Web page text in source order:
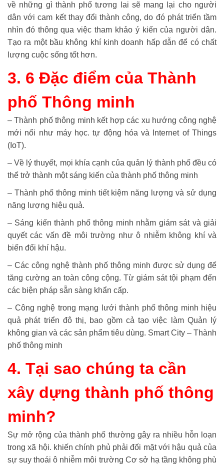
về những gì thành phố tương lai sẽ mang lại cho người
dân với cam kết thay đổi thành công, do đó phát triển tầm
nhìn đó thông qua việc tham khảo ý kiến ​​của người dân.
Tạo ra một bầu không khí kinh doanh hấp dẫn để có chất
lượng cuộc sống tốt hơn.
3. 6 Đặc điểm của Thành
phố Thông minh
– Thành phố thông minh kết hợp các xu hướng công nghệ
mới nổi như máy học. tự động hóa và Internet of Things
(IoT).
– Về lý thuyết, mọi khía cạnh của quản lý thành phố đều có
thể trở thành một sáng kiến ​​của thành phố thông minh
– Thành phố thông minh tiết kiệm năng lượng và sử dụng
năng lượng hiệu quả.
– Sáng kiến ​​thành phố thông minh nhằm giám sát và giải
quyết các vấn đề môi trường như ô nhiễm không khí và
biến đổi khí hậu.
– Các công nghệ thành phố thông minh được sử dụng để
tăng cường an toàn công cộng. Từ giám sát tội phạm đến
các biện pháp sẵn sàng khẩn cấp.
– Công nghệ trong mạng lưới thành phố thông minh hiệu
quả phát triển đô thị, bao gồm cả tạo việc làm Quản lý
không gian và các sản phẩm tiêu dùng. Smart City – Thành
phố thông minh
4. Tại sao chúng ta cần
xây dựng thành phố thông
minh?
Sự mở rộng của thành phố thường gây ra nhiều hỗn loạn
trong xã hội. khiến chính phủ phải đối mặt với hậu quả của
sự suy thoái ô nhiễm môi trường Cơ sở hạ tầng không phù